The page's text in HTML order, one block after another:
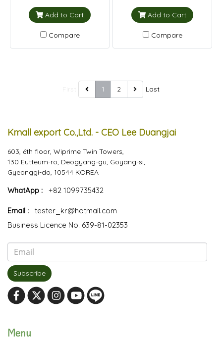
Add to Cart
Compare
Add to Cart
Compare
1 2 Last
Kmall export Co.,Ltd. - CEO Lee Duangjai
603, 6th floor, Wiprime Twin Towers,
130 Eutteum-ro, Deogyang-gu, Goyang-si,
Gyeonggi-do, 10544 KOREA
WhatApp : +82 1099735432
Email :
tester_kr@hotmail.com
Business Licence No. 639-81-02353
Subscribe
Menu